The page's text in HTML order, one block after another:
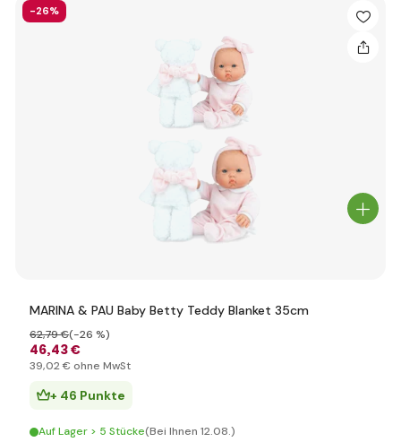
-26%
MARINA & PAU Baby Betty Teddy Blanket 35cm
46,43 €
62,79 €(-26 %)
39,02 € ohne MwSt
+ 46 Punkte
Auf Lager > 5 Stücke(Bei Ihnen 12.08.)